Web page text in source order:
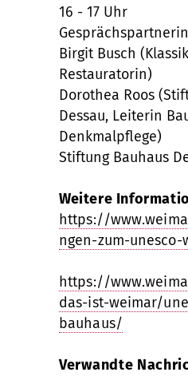
16 - 17 Uhr
Birgit Busch
Restauratorin)
Dorothea Roos
Dessau, Leiterin
Denkmalpflege)
Stiftung Bauhaus
Weitere
https://
ngen-zum-
https://
das-ist-weimar/
bauhaus/
Verwandte